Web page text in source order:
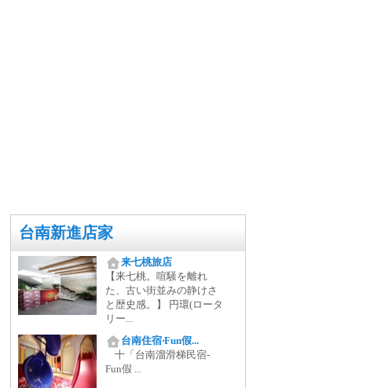
台南新進店家
来七桃旅店
【来七桃。喧騒を離れ
た、古い街並みの静けさ
と歴史感。】 円環(ロータ
リー...
台南住宿‧Fun假...
十「台南溜滑梯民宿-
Fun假 ...